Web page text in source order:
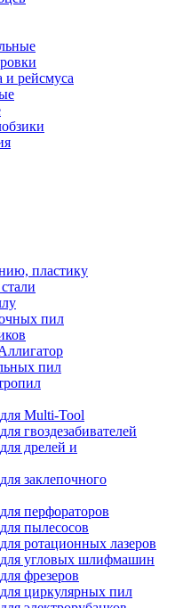
рейсмуса
пластику
пил
пил
Multi-Tool
гвоздезабивателей
дрелей и
заклепочного
перфораторов
пылесосов
ротационных лазеров
угловых шлифмашин
фрезеров
циркулярных пил